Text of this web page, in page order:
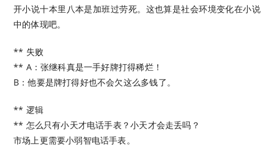
开小说十本里八本是加班过劳死。这也算是社会环境变化在小说
中的体现吧。
** 失败
** A：张继科真是一手好牌打得稀烂！
B：他要是牌打得好也不会欠这么多钱了。
** 逻辑
** 怎么只有小天才电话手表？小天才会走丢吗？
市场上更需要小弱智电话手表。